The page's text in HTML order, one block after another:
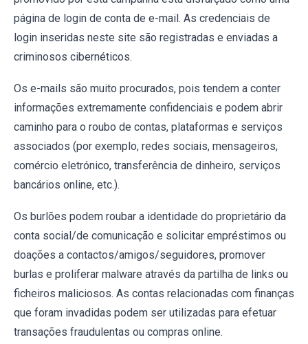
página de login de conta de e-mail. As credenciais de
login inseridas neste site são registradas e enviadas a
criminosos cibernéticos.
Os e-mails são muito procurados, pois tendem a conter
informações extremamente confidenciais e podem abrir
caminho para o roubo de contas, plataformas e serviços
associados (por exemplo, redes sociais, mensageiros,
comércio eletrónico, transferência de dinheiro, serviços
bancários online, etc.).
Os burlões podem roubar a identidade do proprietário da
conta social/de comunicação e solicitar empréstimos ou
doações a contactos/amigos/seguidores, promover
burlas e proliferar malware através da partilha de links ou
ficheiros maliciosos. As contas relacionadas com finanças
que foram invadidas podem ser utilizadas para efetuar
transações fraudulentas ou compras online.